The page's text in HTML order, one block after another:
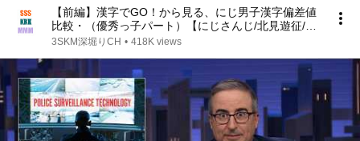
【前編】漢字でGO！から見る、にじ男子漢字偏差値
比較・（優秀っ子パート）【にじさんじ/北見遊征/ロ
ーレン/佐伯イッテツ/葛葉/叶/卯月コウ/宇佐美リト/剣
3SKM深堀りCH • 418K views